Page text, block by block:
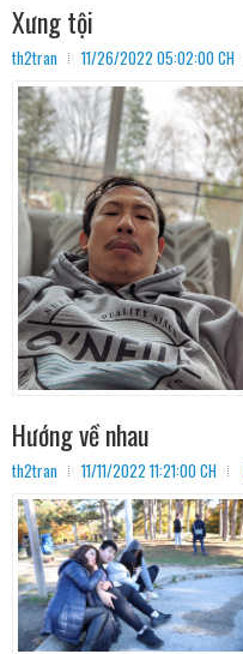
Xưng tội
th2tran 11/26/2022 05:02:00 CH
Hướng về nhau
th2tran 11/11/2022 11:21:00 CH